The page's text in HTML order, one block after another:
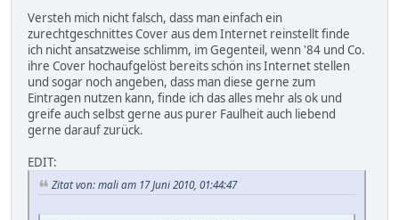
Versteh mich nicht falsch, dass man einfach ein
zurechtgeschnittes Cover aus dem Internet reinstellt finde
ich nicht ansatzweise schlimm, im Gegenteil, wenn '84 und Co.
ihre Cover hochaufgelöst bereits schön ins Internet stellen
und sogar noch angeben, dass man diese gerne zum
Eintragen nutzen kann, finde ich das alles mehr als ok und
greife auch selbst gerne aus purer Faulheit auch liebend
gerne darauf zurück.
EDIT:
Zitat von: mali am 17 Juni 2010, 01:44:47